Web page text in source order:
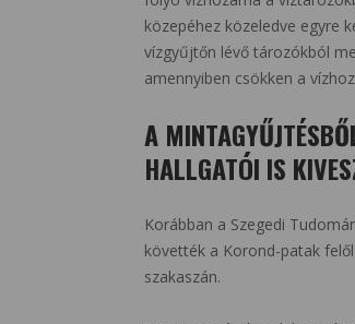
közepéhez közeledve egyre
vízgyűjtőn lévő tározókból
amennyiben csökken a
A
HALLGATÓI IS
Korábban a Szegedi
követték a Korond-patak
szakaszán.